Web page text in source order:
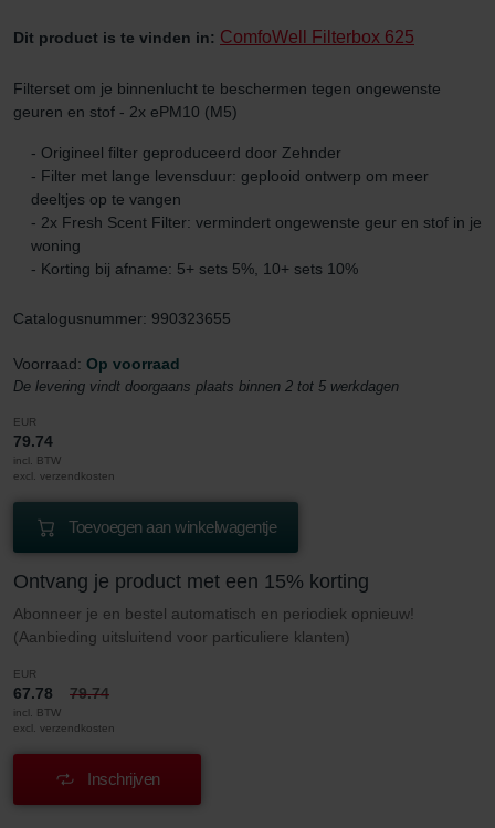
Dit product is te vinden in: ComfoWell Filterbox 625
Filterset om je binnenlucht te beschermen tegen ongewenste
geuren en stof - 2x ePM10 (M5)
- Origineel filter geproduceerd door Zehnder
- Filter met lange levensduur: geplooid ontwerp om meer
deeltjes op te vangen
- 2x Fresh Scent Filter: vermindert ongewenste geur en stof in je
woning
- Korting bij afname: 5+ sets 5%, 10+ sets 10%
Catalogusnummer: 990323655
Voorraad: Op voorraad
De levering vindt doorgaans plaats binnen 2 tot 5 werkdagen
EUR
79.74
incl. BTW
excl. verzendkosten
Toevoegen aan winkelwagentje
Ontvang je product met een 15% korting
Abonneer je en bestel automatisch en periodiek opnieuw!
(Aanbieding uitsluitend voor particuliere klanten)
EUR
67.78 79.74
incl. BTW
excl. verzendkosten
Inschrijven